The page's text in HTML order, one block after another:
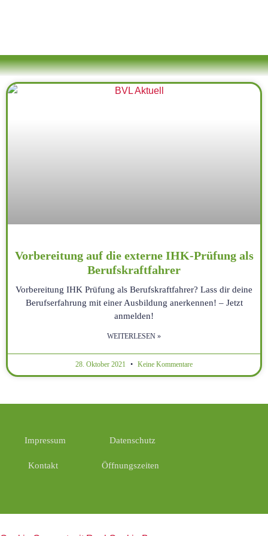
Vorbereitung auf die externe IHK-Prüfung als
Berufskraftfahrer
Vorbereitung IHK Prüfung als Berufskraftfahrer? Lass dir deine
Berufserfahrung mit einer Ausbildung anerkennen! – Jetzt
anmelden!
WEITERLESEN »
28. Oktober 2021 Keine Kommentare
Impressum Datenschutz
Kontakt Öffnungszeiten